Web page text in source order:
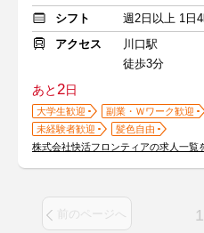
シフト
週2日以上 1日
アクセス
川口駅
徒歩3分
あと2日
大学生歓迎 副業・Ｗワーク歓迎
未経験者歓迎
髪色自由
株式会社快活フロンティアの求人一覧
前のページへ 1